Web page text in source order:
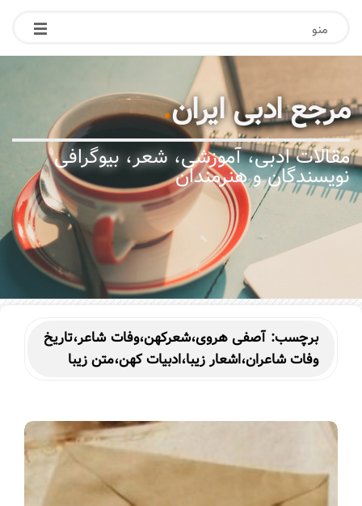
منو
مرجع ادبی ایران.
مقالات ادبی، آموزشی، شعر، بیوگرافی
نویسندگان و هنرمندان
برچسب:آصفی هروی،شعرکهن،وفات شاعر،تاریخ
وفات شاعران،اشعار زیبا،ادبیات کهن،متن زیبا